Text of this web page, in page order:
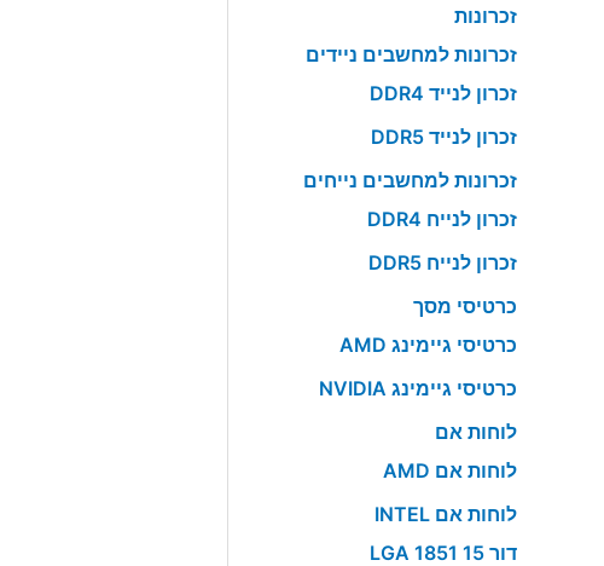
זכרונות
זכרונות למחשבים ניידים
זכרון לנייד DDR4
זכרון לנייד DDR5
זכרונות למחשבים נייחים
זכרון לנייח DDR4
זכרון לנייח DDR5
כרטיסי מסך
כרטיסי גיימינג AMD
כרטיסי גיימינג NVIDIA
לוחות אם
לוחות אם AMD
לוחות אם INTEL
דור 15 LGA 1851